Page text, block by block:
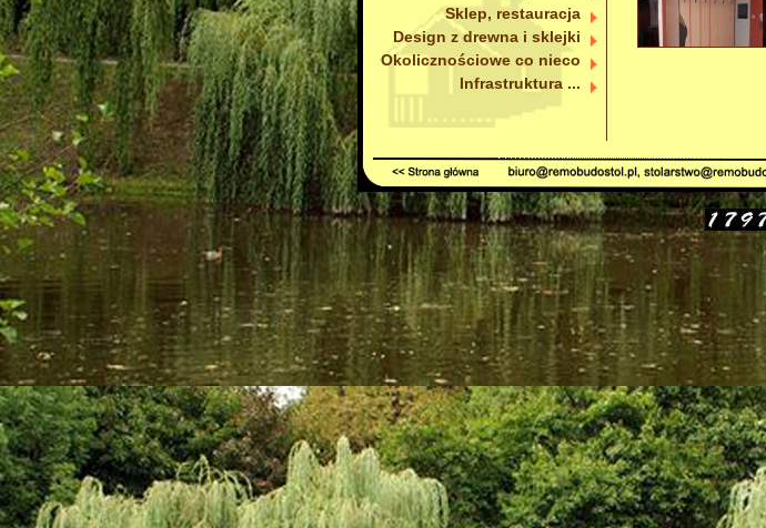
Sklep, restauracja
Design z drewna i sklejki
Okolicznościowe co nieco
Infrastruktura ...